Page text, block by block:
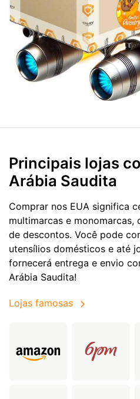
Principais lojas
Arábia Saudita
Comprar nos EUA significa
multimarcas e monomarcas,
de descontos. Você pode
utensílios domésticos e até
fornecerá entrega e envio
Arábia Saudita!
Lojas famosas